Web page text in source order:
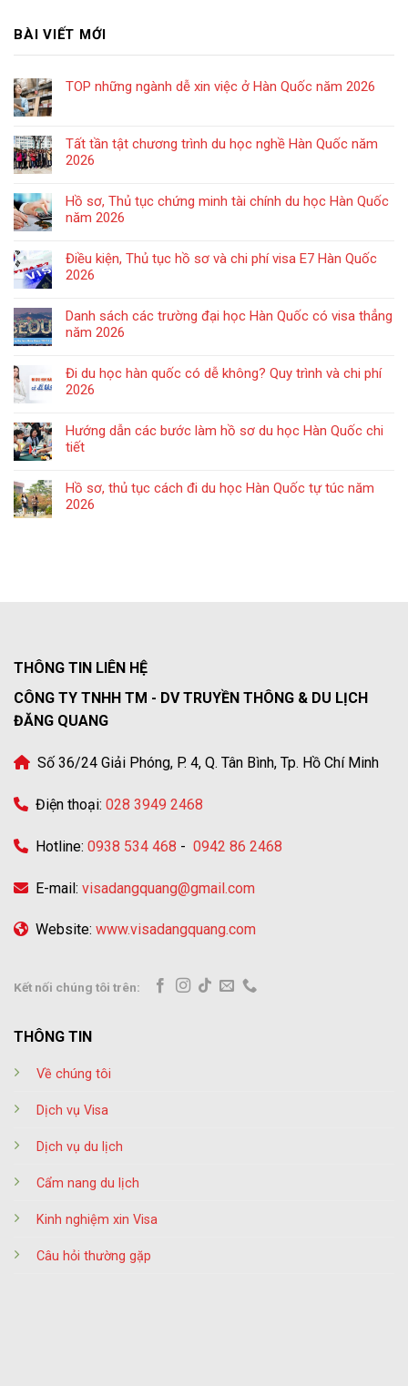
BÀI VIẾT MỚI
TOP những ngành dễ xin việc ở Hàn Quốc năm 2026
Tất tần tật chương trình du học nghề Hàn Quốc năm
2026
Hồ sơ, Thủ tục chứng minh tài chính du học Hàn Quốc
năm 2026
Điều kiện, Thủ tục hồ sơ và chi phí visa E7 Hàn Quốc
2026
Danh sách các trường đại học Hàn Quốc có visa thẳng
năm 2026
Đi du học hàn quốc có dễ không? Quy trình và chi phí
2026
Hướng dẫn các bước làm hồ sơ du học Hàn Quốc chi
tiết
Hồ sơ, thủ tục cách đi du học Hàn Quốc tự túc năm
2026
THÔNG TIN LIÊN HỆ
CÔNG TY TNHH TM - DV TRUYỀN THÔNG & DU LỊCH
ĐĂNG QUANG
Số 36/24 Giải Phóng, P. 4, Q. Tân Bình, Tp. Hồ Chí Minh
Điện thoại: 028 3949 2468
Hotline: 0938 534 468 - 0942 86 2468
E-mail: visadangquang@gmail.com
Website: www.visadangquang.com
Kết nối chúng tôi trên:
THÔNG TIN
Về chúng tôi
Dịch vụ Visa
Dịch vụ du lịch
Cẩm nang du lịch
Kinh nghiệm xin Visa
Câu hỏi thường gặp